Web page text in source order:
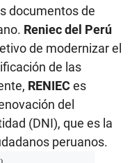
documentos de
Reniec del Perú
de modernizar el
de las
RENIEC es
del
(DNI), que es la
peruanos.